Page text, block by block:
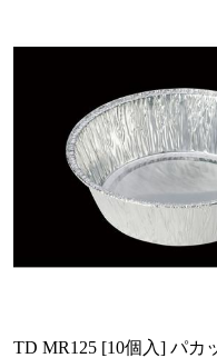
TD MR125 [10個入] パカ